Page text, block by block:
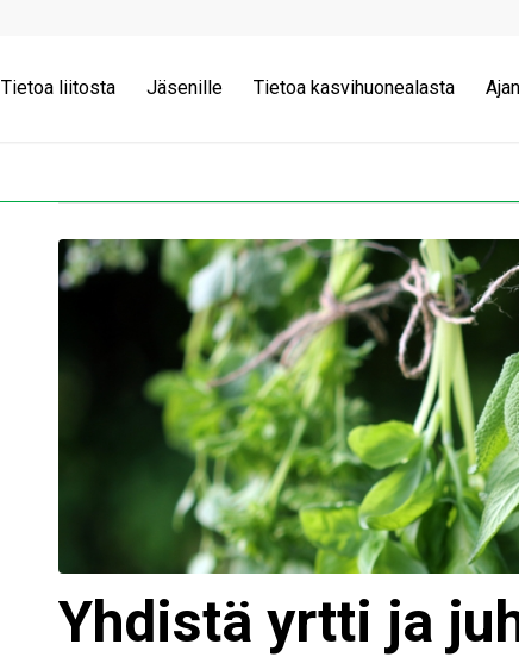
Tietoa liitosta Jäsenille Tietoa kasvihuonealasta
Yhdistä yrtti ja